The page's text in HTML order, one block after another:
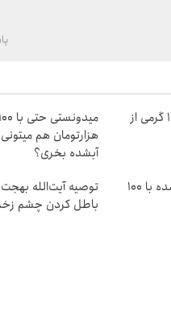
خرید شمش 1 گرمی از
میدونستی
هزارتومان هم
آبشده بخری؟
خرید طلا آبشده با 100
توصیه آیت‌الله
باطل کردن چشم